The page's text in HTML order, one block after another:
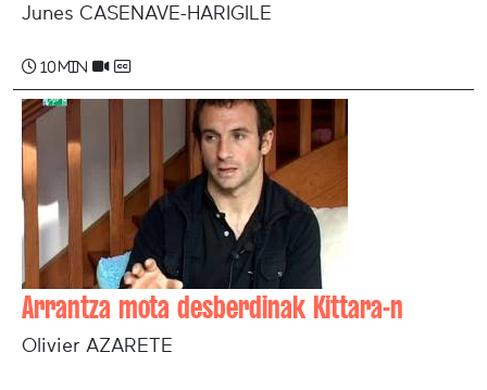
Junes CASENAVE-HARIGILE
10 min
Arrantza mota desberdinak Kittara-n
Olivier AZARETE